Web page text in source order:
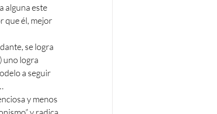
alguna este
que él, mejor
se logra
uno logra
a seguir
y menos